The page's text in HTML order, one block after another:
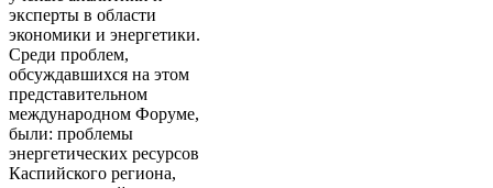
эксперты в области
экономики и энергетики.
Среди проблем,
обсуждавшихся на этом
представительном
международном Форуме,
были: проблемы
энергетических ресурсов
Каспийского региона,